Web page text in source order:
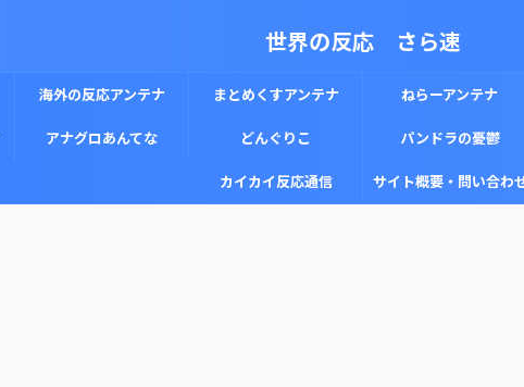
世界の反応 さら速
海外の反応アンテナ まとめくすアンテナ ねらーアンテナ
アナグロあんてな どんぐりこ パンドラの憂鬱
カイカイ反応通信 サイト概要・問い合わ